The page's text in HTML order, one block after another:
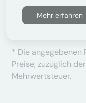
Mehr erfahren
* Die angegebenen
Preise, zuzüglich
Mehrwertsteuer.